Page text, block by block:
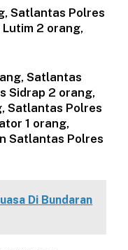
Satlantas Polres
2 orang,
Satlantas
Sidrap 2 orang,
Satlantas Polres
1 orang,
Satlantas Polres
Di Bundaran